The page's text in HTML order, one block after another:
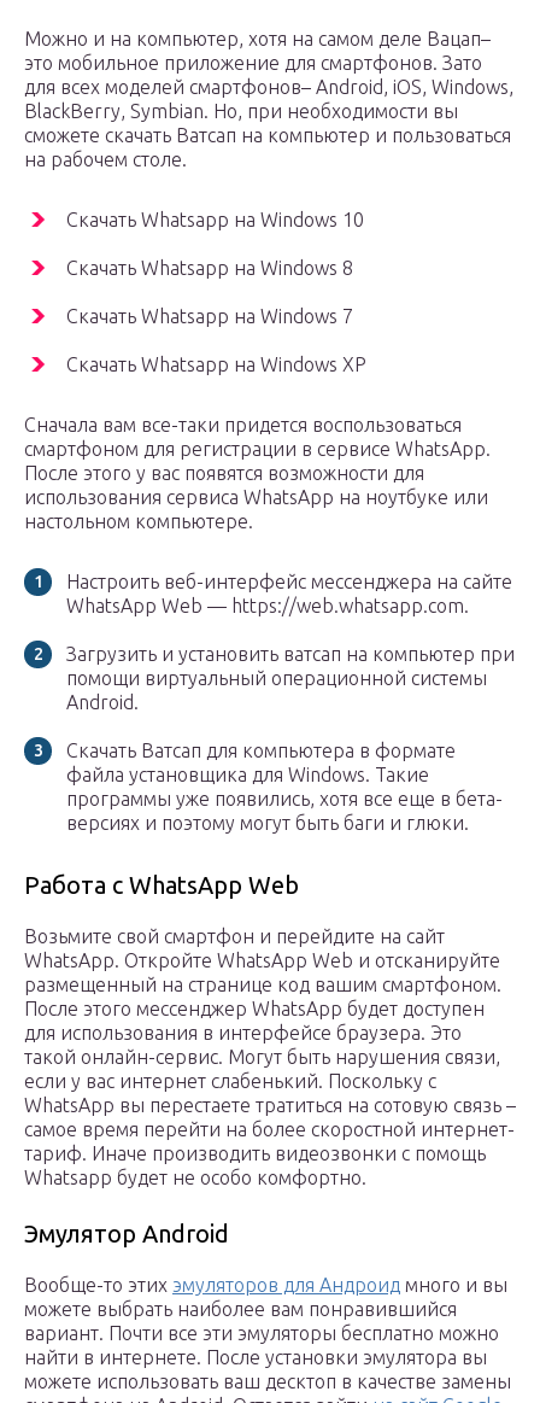
Можно и на компьютер, хотя на самом деле Вацап–
это мобильное приложение для смартфонов. Зато
для всех моделей смартфонов– Android, iOS, Windows,
BlackBerry, Symbian. Но, при необходимости вы
сможете скачать Ватсап на компьютер и пользоваться
на рабочем столе.
Скачать Whatsapp на Windows 10
Скачать Whatsapp на Windows 8
Скачать Whatsapp на Windows 7
Скачать Whatsapp на Windows XP
Сначала вам все-таки придется воспользоваться
смартфоном для регистрации в сервисе WhatsApp.
После этого у вас появятся возможности для
использования сервиса WhatsApp на ноутбуке или
настольном компьютере.
Настроить веб-интерфейс мессенджера на сайте
WhatsApp Web — https://web.whatsapp.com.
Загрузить и установить ватсап на компьютер при
помощи виртуальный операционной системы
Android.
Скачать Ватсап для компьютера в формате
файла установщика для Windows. Такие
программы уже появились, хотя все еще в бета-
версиях и поэтому могут быть баги и глюки.
Работа с WhatsApp Web
Возьмите свой смартфон и перейдите на сайт
WhatsApp. Откройте WhatsApp Web и отсканируйте
размещенный на странице код вашим смартфоном.
После этого мессенджер WhatsApp будет доступен
для использования в интерфейсе браузера. Это
такой онлайн-сервис. Могут быть нарушения связи,
если у вас интернет слабенький. Поскольку с
WhatsApp вы перестаете тратиться на сотовую связь –
самое время перейти на более скоростной интернет-
тариф. Иначе производить видеозвонки с помощь
Whatsapp будет не особо комфортно.
Эмулятор Android
Вообще-то этих эмуляторов для Андроид много и вы
можете выбрать наиболее вам понравившийся
вариант. Почти все эти эмуляторы бесплатно можно
найти в интернете. После установки эмулятора вы
можете использовать ваш десктоп в качестве замены